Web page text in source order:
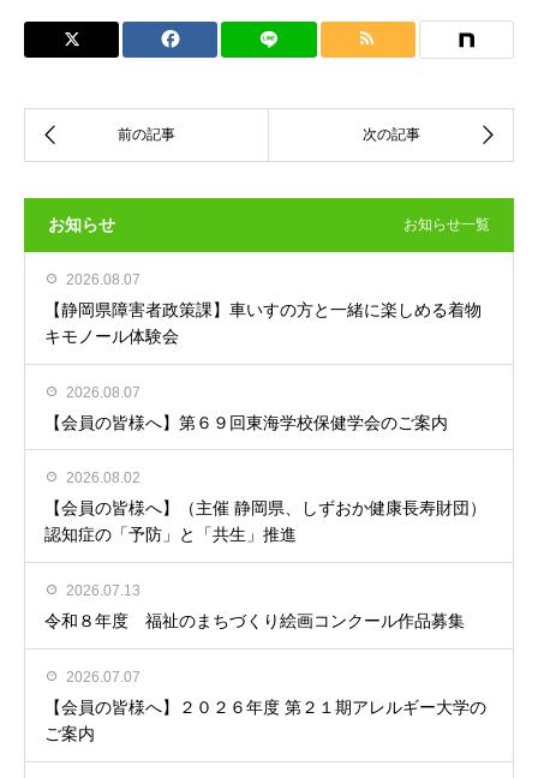
お知らせ お知らせ一覧
2026.08.07
【静岡県障害者政策課】車いすの方と一緒に楽しめる着物
キモノール体験会
2026.08.07
【会員の皆様へ】第６９回東海学校保健学会のご案内
2026.08.02
【会員の皆様へ】（主催 静岡県、しずおか健康長寿財団）
認知症の「予防」と「共生」推進
2026.07.13
令和８年度 福祉のまちづくり絵画コンクール作品募集
2026.07.07
【会員の皆様へ】２０２６年度 第２１期アレルギー大学の
ご案内